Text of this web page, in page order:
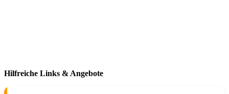
Hilfreiche Links & Angebote